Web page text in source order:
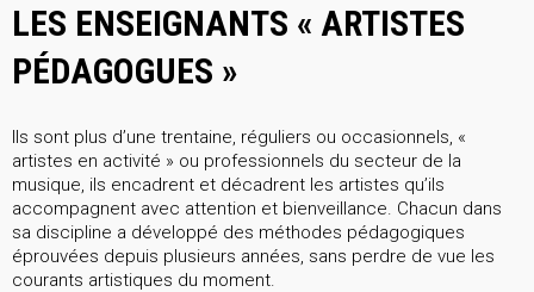
LES ENSEIGNANTS « ARTISTES
PÉDAGOGUES »
Ils sont plus d’une trentaine, réguliers ou occasionnels, «
artistes en activité » ou professionnels du secteur de la
musique, ils encadrent et décadrent les artistes qu’ils
accompagnent avec attention et bienveillance. Chacun dans
sa discipline a développé des méthodes pédagogiques
éprouvées depuis plusieurs années, sans perdre de vue les
courants artistiques du moment.